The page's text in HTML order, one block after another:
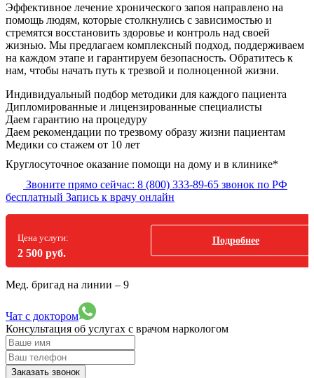
Эффективное лечение хронического запоя направлено на
помощь людям, которые столкнулись с зависимостью и
стремятся восстановить здоровье и контроль над своей
жизнью. Мы предлагаем комплексный подход, поддерживаем
на каждом этапе и гарантируем безопасность. Обратитесь к
нам, чтобы начать путь к трезвой и полноценной жизни.
Индивидуальный подбор методики для каждого пациента
Дипломированные и лицензированные специалисты
Даем гарантию на процедуру
Даем рекомендации по трезвому образу жизни пациентам
Медики со стажем от 10 лет
Круглосуточное оказание помощи на дому и в клинике*
Звоните прямо сейчас: 8 (800) 333-89-65 звонок по РФ
бесплатный Запись к врачу онлайн
Цена услуги:
2 500 руб.
Подробнее
Мед. бригад на линии – 9
Чат с доктором
Консультация об услугах с врачом наркологом
Заказать звонок